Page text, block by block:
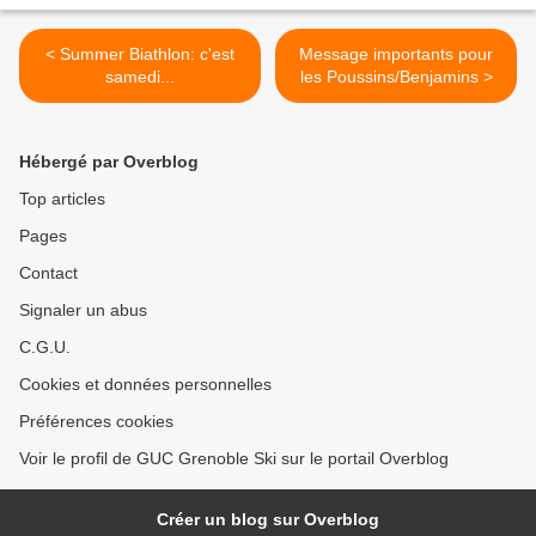
< Summer Biathlon: c'est
samedi...
Message importants pour
les Poussins/Benjamins >
Hébergé par Overblog
Top articles
Pages
Contact
Signaler un abus
C.G.U.
Cookies et données personnelles
Préférences cookies
Voir le profil de GUC Grenoble Ski sur le portail Overblog
Créer un blog sur Overblog